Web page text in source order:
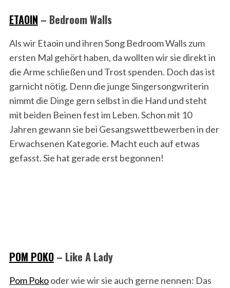
ETAOIN – Bedroom Walls
Als wir Etaoin und ihren Song Bedroom Walls zum
ersten Mal gehört haben, da wollten wir sie direkt in
die Arme schließen und Trost spenden. Doch das ist
garnicht nötig. Denn die junge Singersongwriterin
nimmt die Dinge gern selbst in die Hand und steht
mit beiden Beinen fest im Leben. Schon mit 10
Jahren gewann sie bei Gesangswettbewerben in der
Erwachsenen Kategorie. Macht euch auf etwas
gefasst. Sie hat gerade erst begonnen!
POM POKO– Like A Lady
Pom Pokooder wie wir sie auch gerne nennen: Das